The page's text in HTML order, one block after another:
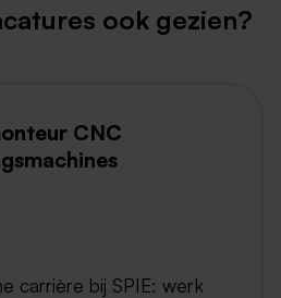
ook gezien?
CNC
carrière bij SPIE: werk